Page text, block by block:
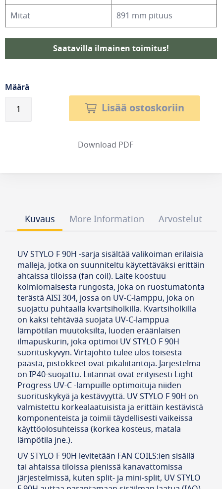
Mitat
891 mm pituus
Saatavilla ilmainen toimitus!
Määrä
Lisää ostoskoriin
Download PDF
Kuvaus More Information Arvostelut
UV STYLO F 90H -sarja sisältää valikoiman erilaisia
​​malleja, jotka on suunniteltu käytettäväksi erittäin
ahtaissa tiloissa (fan coil). Laite koostuu
kolmiomaisesta rungosta, joka on ruostumatonta
terästä AISI 304, jossa on UV-C-lamppu, joka on
suojattu puhtaalla kvartsiholkilla. Kvartsiholkilla
on kaksi tehtävää suojata UV-C-lamppua
lämpötilan muutoksilta, luoden eräänlaisen
ilmapuskurin, joka optimoi UV STYLO F 90H
suorituskyvyn. Virtajohto tulee ulos toisesta
päästä, pistokkeet ovat pikaliitäntöjä. Järjestelmä
on IP40-suojattu. Liitännät ovat erityisesti Light
Progress UV-C -lampuille optimoituja niiden
suorituskykyä ja kestävyyttä. UV STYLO F 90H on
valmistettu korkealaatuisista ja erittäin kestävistä
komponenteista ja toimii täydellisesti vaikeissa
käyttöolosuhteissa (korkea kosteus, matala
lämpötila jne.).
UV STYLO F 90H levitetään FAN COILS:ien sisällä
tai ahtaissa tiloissa pienissä kanavattomissa
järjestelmissä, kuten split- ja mini-split, UV STYLO